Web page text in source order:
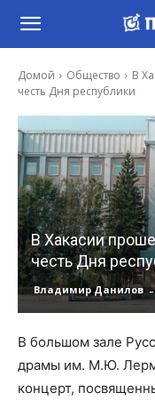
Домой Общество
В
честь Дня республики
В Хакасии
честь Дня
Владимир Данилов -
В большом зале
драмы им. М.Ю.
концерт,